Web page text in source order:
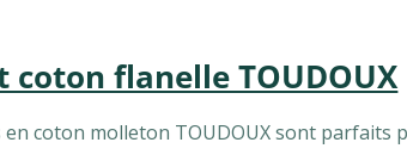
coton flanelle TOUDOUX
en coton molleton TOUDOUX sont parfaits